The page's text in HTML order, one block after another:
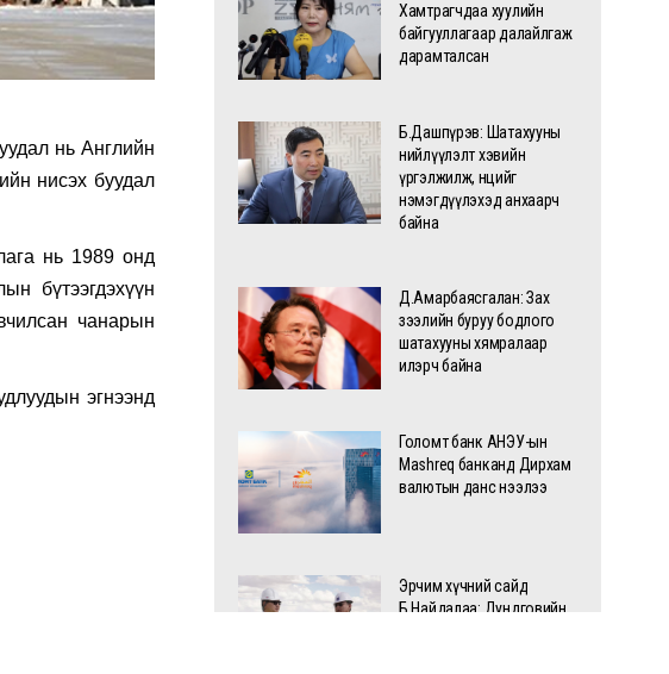
нь Английн
нисэх буудал
нь 1989 онд
бүтээгдэхүүн
чанарын
эгнээнд
Хамтрагчдаа хуулийн
байгууллагаар далайлгаж
дарамталсан
Б.Дашпүрэв: Шатахууны
нийлүүлэлт хэвийн
үргэлжилж, нөөцийг
нэмэгдүүлэхэд анхаарч
байна
Д.Амарбаясгалан: Зах
зээлийн буруу бодлого
шатахууны хямралаар
илэрч байна
Голомт банк АНЭУ-ын
Mashreq банканд Дирхам
валютын данс нээлээ
Эрчим хүчний сайд
Б.Найдалаа: Дундговийн